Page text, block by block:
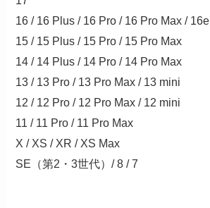
16 / 16 Plus / 16 Pro / 16 Pro Max / 16e
15 / 15 Plus / 15 Pro / 15 Pro Max
14 / 14 Plus / 14 Pro / 14 Pro Max
13 / 13 Pro / 13 Pro Max / 13 mini
12 / 12 Pro / 12 Pro Max / 12 mini
11 / 11 Pro / 11 Pro Max
X / XS / XR / XS Max
SE（第2・3世代）/ 8 / 7